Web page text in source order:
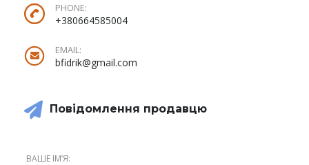
PHONE:
+380664585004
EMAIL:
bfidrik@gmail.com
Повідомлення продавцю
ВАШЕ ІМʼЯ: